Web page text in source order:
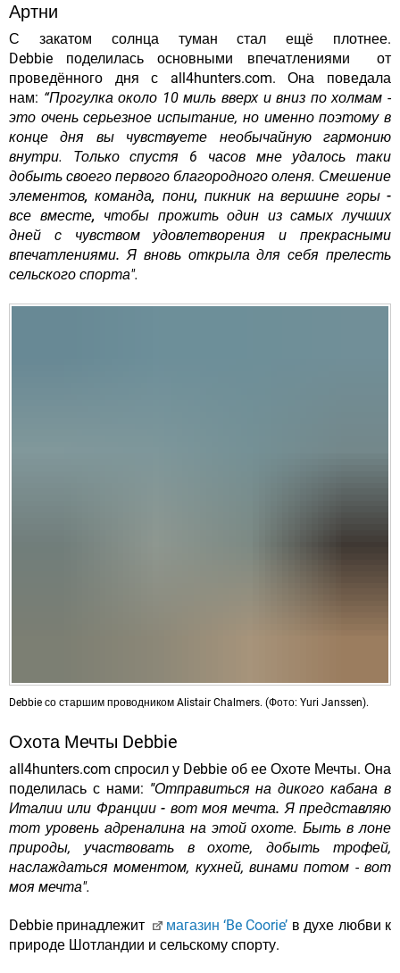
Артни
С закатом солнца туман стал ещё плотнее.
Debbie поделилась основными впечатлениями от
проведённого дня с all4hunters.com. Она поведала
нам: “Прогулка около 10 миль вверх и вниз по холмам -
это очень серьезное испытание, но именно поэтому в
конце дня вы чувствуете необычайную гармонию
внутри. Только спустя 6 часов мне удалось таки
добыть своего первого благородного оленя. Смешение
элементов, команда, пони, пикник на вершине горы -
все вместе, чтобы прожить один из самых лучших
дней с чувством удовлетворения и прекрасными
впечатлениями. Я вновь открыла для себя прелесть
сельского спорта".
Debbie со старшим проводником Alistair Chalmers. (Фото: Yuri Janssen).
Охота Мечты Debbie
all4hunters.com спросил у Debbie об ее Охоте Мечты. Она
поделилась с нами: "Отправиться на дикого кабана в
Италии или Франции - вот моя мечта. Я представляю
тот уровень адреналина на этой охоте. Быть в лоне
природы, участвовать в охоте, добыть трофей,
наслаждаться моментом, кухней, винами потом - вот
моя мечта".
Debbie принадлежит магазин ‘Be Coorie’ в духе любви к
природе Шотландии и сельскому спорту.